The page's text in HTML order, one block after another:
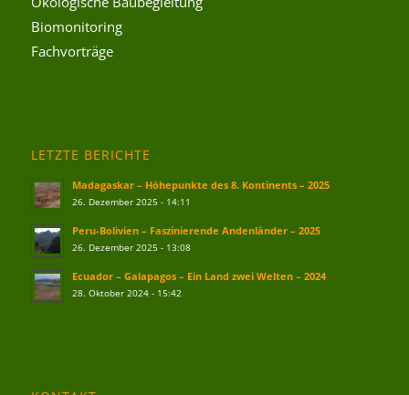
Biomonitoring
Fachvorträge
LETZTE BERICHTE
Madagaskar – Höhepunkte des 8. Kontinents – 2025
26. Dezember 2025 - 14:11
Peru-Bolivien – Faszinierende Andenländer – 2025
26. Dezember 2025 - 13:08
Ecuador – Galapagos – Ein Land zwei Welten – 2024
28. Oktober 2024 - 15:42